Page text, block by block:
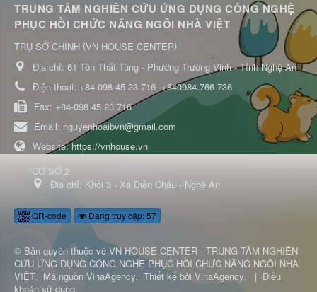
TRUNG TÂM NGHIÊN CỨU ỨNG DỤNG CÔNG NGHỆ
PHỤC HỒI CHỨC NĂNG NGÔI NHÀ VIỆT
TRỤ SỞ CHÍNH (VN HOUSE CENTER)
Địa chỉ: 61 Tôn Thất Tùng - Phường Trường Vinh - Tỉnh Nghệ An
Điện thoại: +84-098 45 23 716 +840984.766 736
Fax: +84-098 45 23 716
Email: nguyenhoaibvn@gmail.com
Website:https://vnhouse.vn
CƠ SỞ 2
Địa chỉ: Khối 3 - Xã Diễn Châu - Nghệ An
QR-code Đang truy cập: 57
© Bản quyền thuộc về VN HOUSE CENTER - TRUNG TÂM NGHIÊN
CỨU ỨNG DỤNG CÔNG NGHỆ PHỤC HỒI CHỨC NĂNG NGÔI NHÀ
VIỆT. Mã nguồn VinaAgency. Thiết kế bởi VinaAgency. | Điều
khoản sử dụng